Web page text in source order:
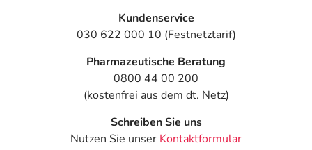
- Wassereinlagerung (Ödem)
- Wassereinlagerungen in den Beinen
- Kurzatmigkeit (Dyspnoe)
- Entzündung der Mundschleimhaut (Stomatitis)
- Verdauungsbeschwerden
Kundenservice
030 622 000 10 (Festnetztarif)
Pharmazeutische Beratung
0800 44 00 200
(kostenfrei aus dem dt. Netz)
Schreiben Sie uns
Nutzen Sie unser Kontaktformular